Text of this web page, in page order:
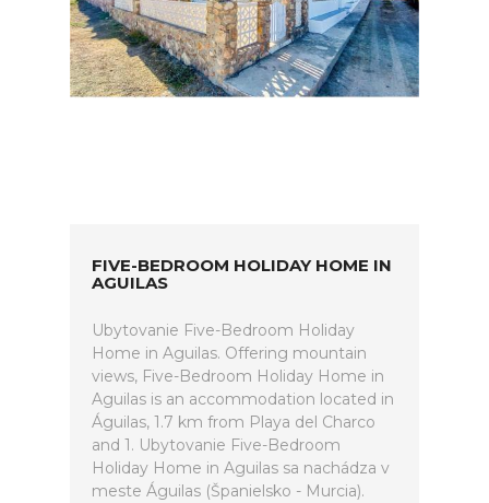
FIVE-BEDROOM HOLIDAY HOME IN
AGUILAS
Ubytovanie Five-Bedroom Holiday
Home in Aguilas. Offering mountain
views, Five-Bedroom Holiday Home in
Aguilas is an accommodation located in
Águilas, 1.7 km from Playa del Charco
and 1. Ubytovanie Five-Bedroom
Holiday Home in Aguilas sa nachádza v
meste Águilas (Španielsko - Murcia).